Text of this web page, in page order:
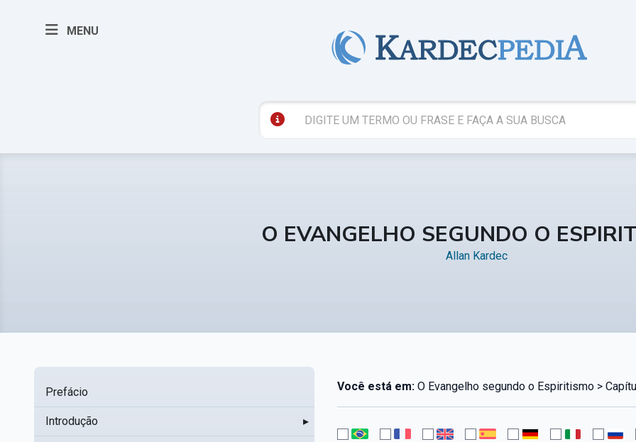
MENU
O EVANGELHO SEGUNDO O
Allan Kardec
Prefácio
Introdução ▸
Você está em:O Evangelho segundo o Espiritismo >